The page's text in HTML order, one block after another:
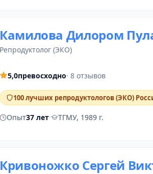
Камилова Дилором
репродуктолог (ЭКО)
5,0превосходно· 8 отзывов
100 лучших репродуктологов (ЭКО)
Опыт37 лет· ТГМУ, 1989 г.
Кривоножко Сергей